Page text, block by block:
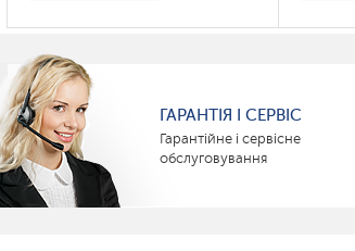
ГАРАНТІЯ І СЕРВІС
Гарантійне і сервісне
обслуговування